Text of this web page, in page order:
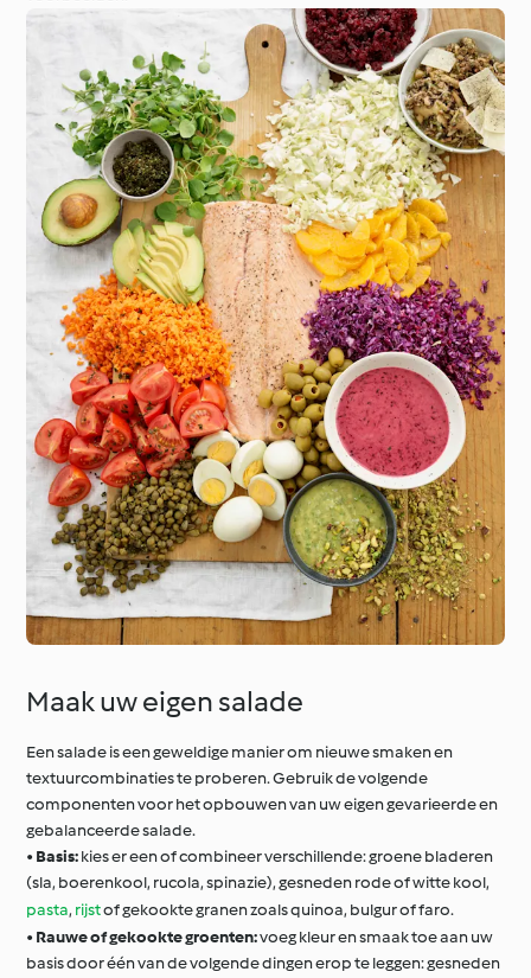
Maak uw eigen salade
Een salade is een geweldige manier om nieuwe smaken en
textuurcombinaties te proberen. Gebruik de volgende
componenten voor het opbouwen van uw eigen gevarieerde en
gebalanceerde salade.
• Basis:kies er een of combineer verschillende: groene bladeren
(sla, boerenkool, rucola, spinazie), gesneden rode of witte kool,
pasta, rijstof gekookte granen zoals quinoa, bulgur of faro.
• Rauwe of gekookte groenten:voeg kleur en smaak toe aan uw
basis door één van de volgende dingen erop te leggen: gesneden